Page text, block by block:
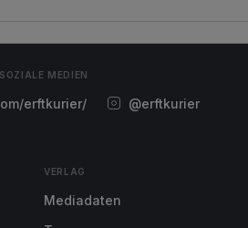
SOZIALE MEDIEN
erftkurier/ @erftkurier
VERLAG
Mediadaten